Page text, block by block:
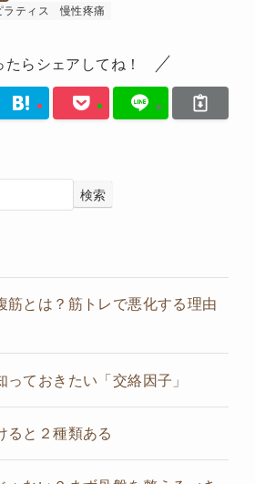
ラティス 慢性疼痛
たらシェアしてね！
検索
筋とは？筋トレで悪化する理由
ておきたい「交絡因子」
ると２種類ある